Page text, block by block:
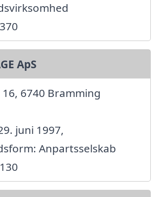
ApS
6740 Bramming
juni 1997,
Anpartsselskab